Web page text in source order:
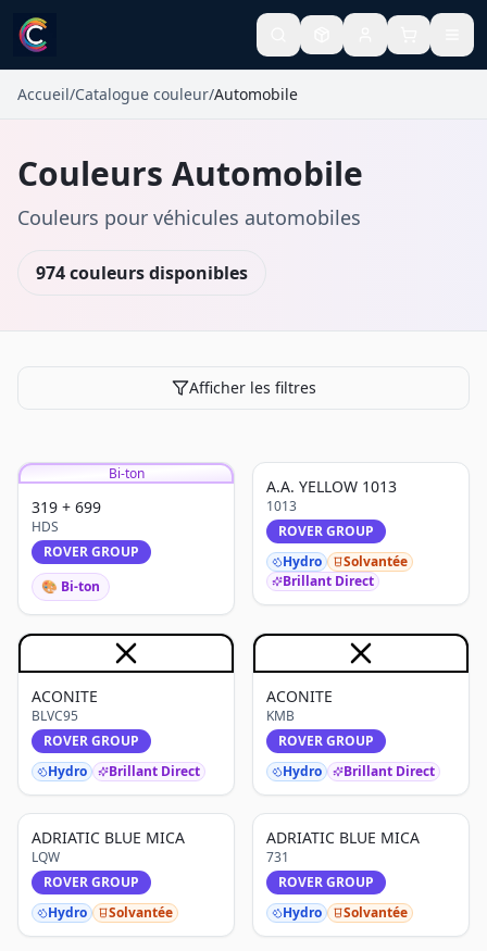
Accueil/Catalogue couleur/Automobile
Couleurs Automobile
Couleurs pour véhicules automobiles
974couleursdisponibles
Afficher les filtres
Bi-ton
319 + 699
HDS
ROVER GROUP
🎨 Bi-ton
A.A. YELLOW 1013
1013
ROVER GROUP
Hydro
Solvantée
Brillant Direct
ACONITE
BLVC95
ROVER GROUP
Hydro
Brillant Direct
ACONITE
KMB
ROVER GROUP
Hydro
Brillant Direct
ADRIATIC BLUE MICA
LQW
ROVER GROUP
Hydro
Solvantée
ADRIATIC BLUE MICA
731
ROVER GROUP
Hydro
Solvantée